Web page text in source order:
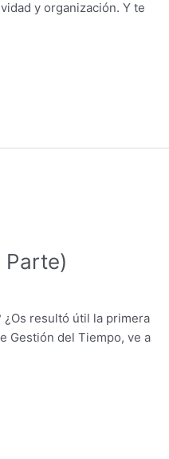
y organización. Y te
Parte)
¿Os resultó útil la primera
Gestión del Tiempo, ve a